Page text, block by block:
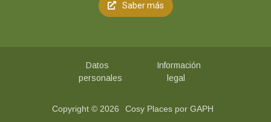
Saber más
Copyright © 2026 Cosy Places por GAPH
Datos
personales
Información
legal